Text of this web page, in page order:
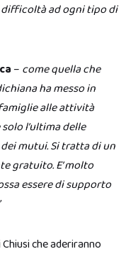
difficoltà ad ogni tipo di
– come quella che
ha messo in
alle attività
l’ultima delle
mutui. Si tratta di un
gratuito. E’ molto
essere di supporto
che aderiranno